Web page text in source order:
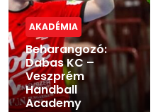
AKADÉMIA
Beharangozó:
Dabas KC –
Veszprém
Handball
Academy